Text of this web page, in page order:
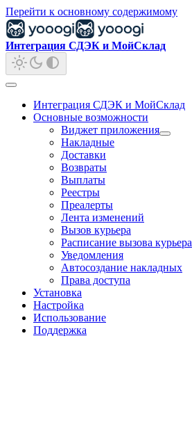
Перейти к основному содержимому
Интеграция СДЭК и МойСклад
Интеграция СДЭК и МойСклад
Основные возможности
Виджет приложения
Накладные
Доставки
Возвраты
Выплаты
Реестры
Преалерты
Лента изменений
Вызов курьера
Расписание вызова курьера
Уведомления
Автосоздание накладных
Права доступа
Установка
Настройка
Использование
Поддержка